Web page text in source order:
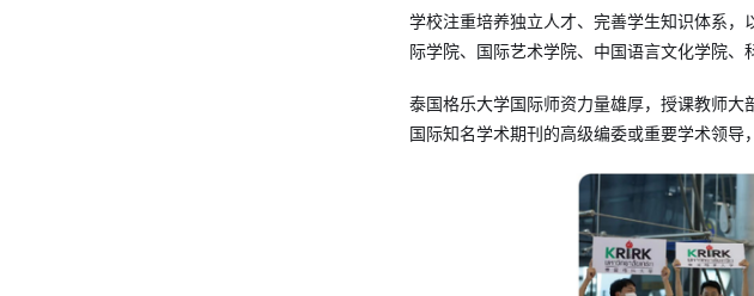
学校注重培养独立人才、完善学生知识体系
际学院、国际艺术学院、中国语言文化学院、
泰国格乐大学国际师资力量雄厚，授课教师
国际知名学术期刊的高级编委或重要学术领导